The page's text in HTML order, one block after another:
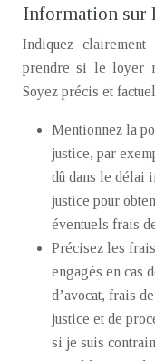
Information sur
Indiquez
prendre si le loyer
Soyez précis et
Mentionnez la
justice, par
dû dans le délai
justice pour
éventuels frais
Précisez les
engagés en cas
d’avocat, frais
justice et de
si je suis